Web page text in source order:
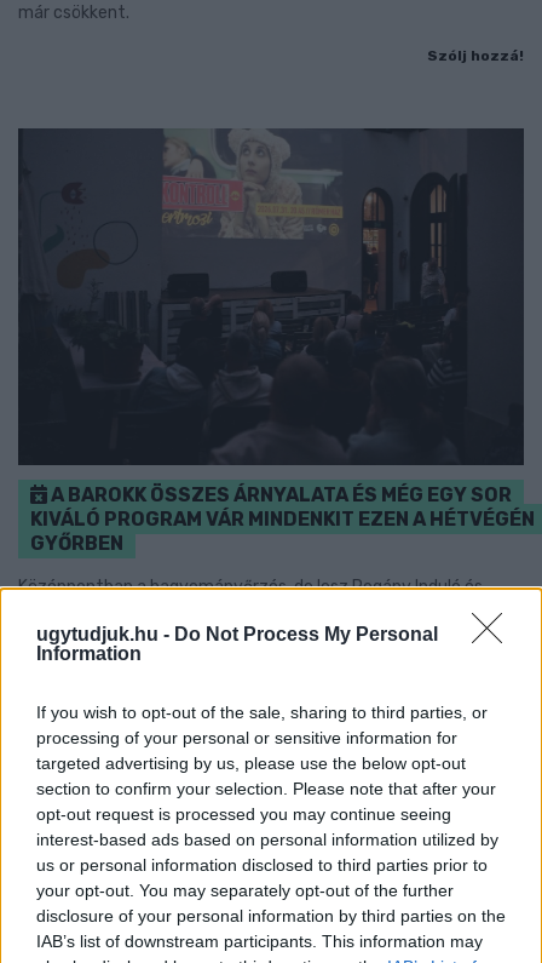
ugytudjuk.hu - Do Not Process My Personal
Information
If you wish to opt-out of the sale, sharing to third parties, or
processing of your personal or sensitive information for
targeted advertising by us, please use the below opt-out
section to confirm your selection. Please note that after your
opt-out request is processed you may continue seeing
interest-based ads based on personal information utilized by
us or personal information disclosed to third parties prior to
your opt-out. You may separately opt-out of the further
disclosure of your personal information by third parties on the
IAB’s list of downstream participants. This information may
már csökkent.
Szólj hozzá!
A BAROKK ÖSSZES ÁRNYALATA ÉS MÉG EGY SOR
KIVÁLÓ PROGRAM VÁR MINDENKIT EZEN A HÉTVÉGÉN
GYŐRBEN
Középpontban a hagyományőrzés, de lesz Pogány Induló és
Majka koncert, jóga szeánsz, “borhajózás” és egy csomó minden
más.